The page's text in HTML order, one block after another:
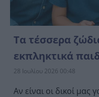
Τα τέσσερα
εκπληκτικά
28 Ιουλίου 2026 00:48
Αν είναι οι δικοί μας